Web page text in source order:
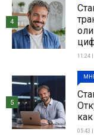
11:24 |
4
05:43 |
5